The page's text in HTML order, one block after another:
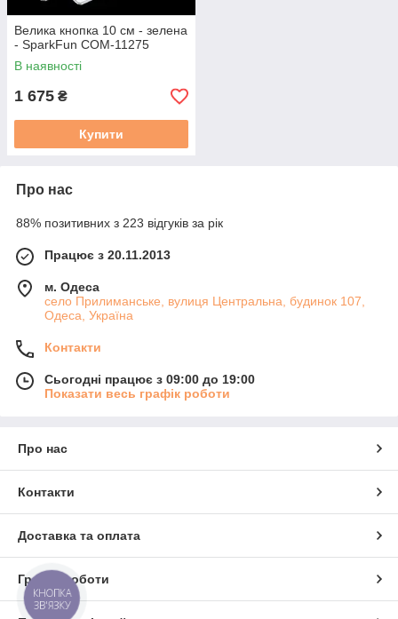
Велика кнопка 10 см - зелена
- SparkFun COM-11275
В наявності
1 675 ₴
Купити
Про нас
88% позитивних з 223 відгуків за рік
Працює з 20.11.2013
м. Одеса
село Прилиманське, вулиця Центральна, будинок 107,
Одеса, Україна
Контакти
Сьогодні працює з 09:00 до 19:00
Показати весь графік роботи
Про нас
Контакти
Доставка та оплата
Графік роботи
КНОПКА
ЗВ'ЯЗКУ